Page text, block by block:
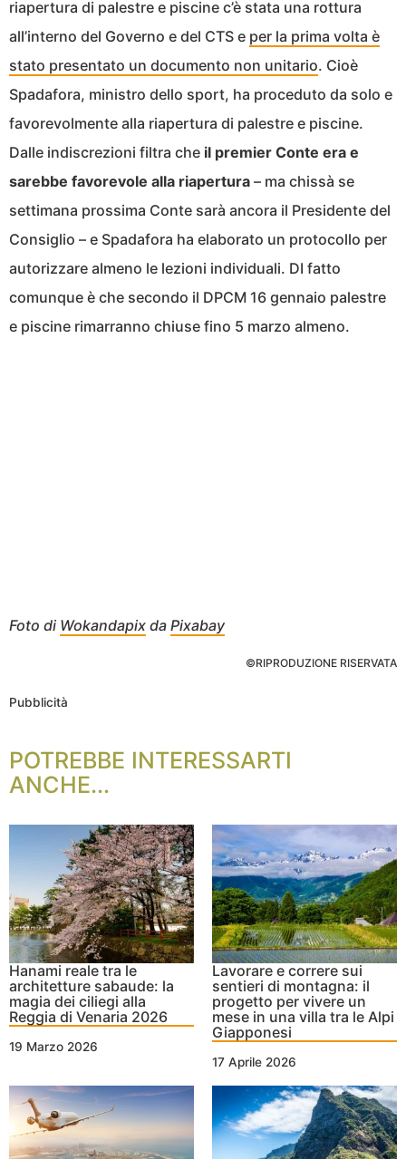
riapertura di palestre e piscine c’è stata una rottura
all’interno del Governo e del CTS e per la prima volta è
stato presentato un documento non unitario. Cioè
Spadafora, ministro dello sport, ha proceduto da solo e
favorevolmente alla riapertura di palestre e piscine.
Dalle indiscrezioni filtra che il premier Conte era e
sarebbe favorevole alla riapertura – ma chissà se
settimana prossima Conte sarà ancora il Presidente del
Consiglio – e Spadafora ha elaborato un protocollo per
autorizzare almeno le lezioni individuali. DI fatto
comunque è che secondo il DPCM 16 gennaio palestre
e piscine rimarranno chiuse fino 5 marzo almeno.
Foto di Wokandapix da Pixabay
©RIPRODUZIONE RISERVATA
Pubblicità
POTREBBE INTERESSARTI
ANCHE...
Hanami reale tra le
architetture sabaude: la
magia dei ciliegi alla
Reggia di Venaria 2026
19 Marzo 2026
Lavorare e correre sui
sentieri di montagna: il
progetto per vivere un
mese in una villa tra le Alpi
Giapponesi
17 Aprile 2026